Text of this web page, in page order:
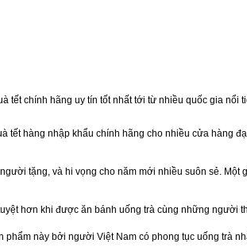
tết chính hãng uy tín tốt nhất tới từ nhiều quốc gia nổi
tết hàng nhập khẩu chính hãng cho nhiều cửa hàng
tặng, và hi vọng cho năm mới nhiều suôn sẻ. Một
hơn khi được ăn bánh uống trà cùng những người
này bởi người Việt Nam có phong tục uống trà